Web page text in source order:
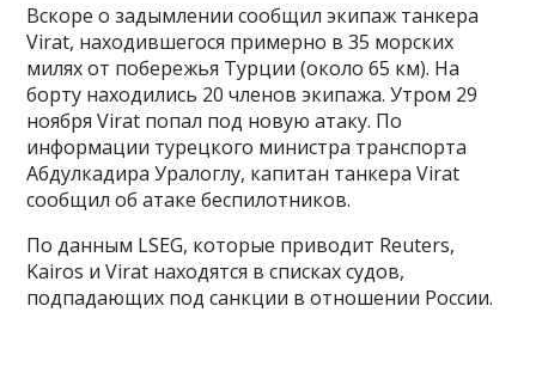
Вскоре о задымлении сообщил экипаж танкера
Virat, находившегося примерно в 35 морских
милях от побережья Турции (около 65 км). На
борту находились 20 членов экипажа. Утром 29
ноября Virat попал под новую атаку. По
информации турецкого министра транспорта
Абдулкадира Уралоглу, капитан танкера Virat
сообщил об атаке беспилотников.
По данным LSEG, которые приводит Reuters,
Kairos и Virat находятся в списках судов,
подпадающих под санкции в отношении России.